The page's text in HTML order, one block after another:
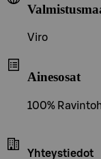
Viro
Ainesosat
100%
Yhteystiedot